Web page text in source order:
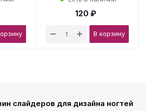
120 ₽
В корзину
слайдеров для дизайна ногтей